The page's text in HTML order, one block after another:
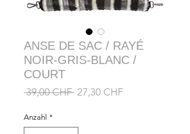
ANSE DE SAC / RAYÉ
NOIR-GRIS-BLANC /
COURT
39,00 CHF Standardpreis
27,30 CHFSale-
Anzahl *